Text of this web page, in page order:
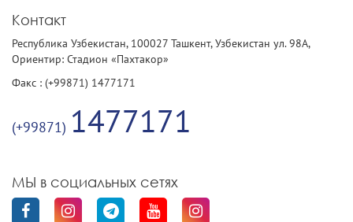
Контакт
Республика Узбекистан, 100027 Ташкент, Узбекистан ул. 98А,
Ориентир: Стадион «Пахтакор»
Факс : (+99871) 1477171
(+99871) 1477171
МЫ в социальных сетях